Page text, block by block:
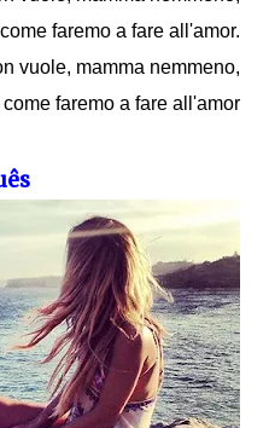
come faremo a fare all'amor.
vuole, mamma nemmeno,
come faremo a fare all'amor